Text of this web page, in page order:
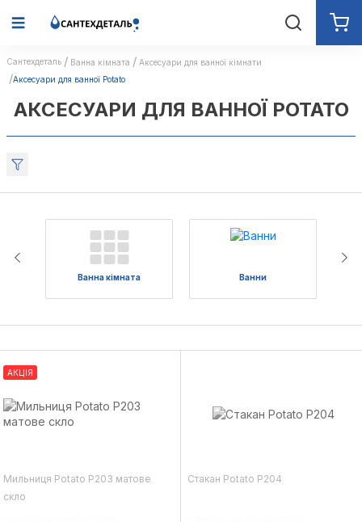
Сантехдеталь Ванна кімната
Аксесуари для ванної кімнати
Аксесуари для ванної Potato
АКСЕСУАРИ ДЛЯ ВАННОЇ POTATO
Ванна кімната Ванни
АКЦІЯ
Мильниця Potato P203 матове
скло
Стакан Potato P204